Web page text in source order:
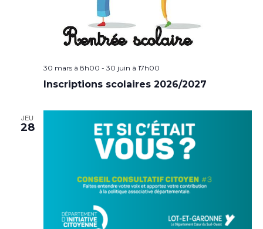
30 mars à 8h00 - 30 juin à 17h00
Inscriptions scolaires 2026/2027
JEU
28